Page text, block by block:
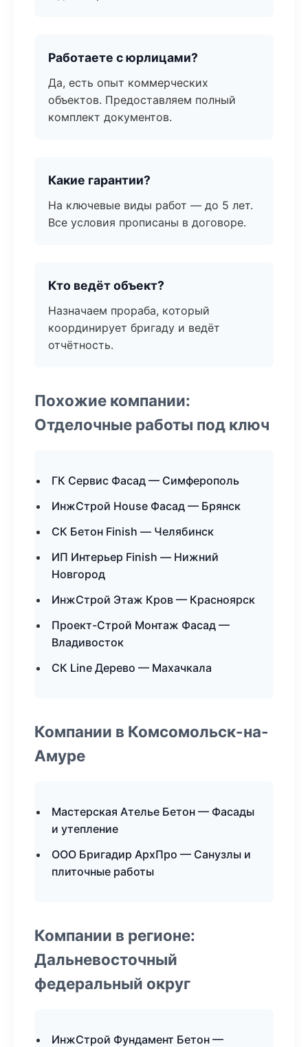
Работаете с юрлицами?
Да, есть опыт коммерческих
объектов. Предоставляем полный
комплект документов.
Какие гарантии?
На ключевые виды работ — до 5 лет.
Все условия прописаны в договоре.
Кто ведёт объект?
Назначаем прораба, который
координирует бригаду и ведёт
отчётность.
Похожие компании:
Отделочные работы под ключ
ГК Сервис Фасад — Симферополь
ИнжСтрой House Фасад — Брянск
СК Бетон Finish — Челябинск
ИП Интерьер Finish — Нижний
Новгород
ИнжСтрой Этаж Кров — Красноярск
Проект-Строй Монтаж Фасад —
Владивосток
СК Line Дерево — Махачкала
Компании в Комсомольск-на-
Амуре
Мастерская Ателье Бетон — Фасады
и утепление
ООО Бригадир АрхПро — Санузлы и
плиточные работы
Компании в регионе:
Дальневосточный
федеральный округ
ИнжСтрой Фундамент Бетон —